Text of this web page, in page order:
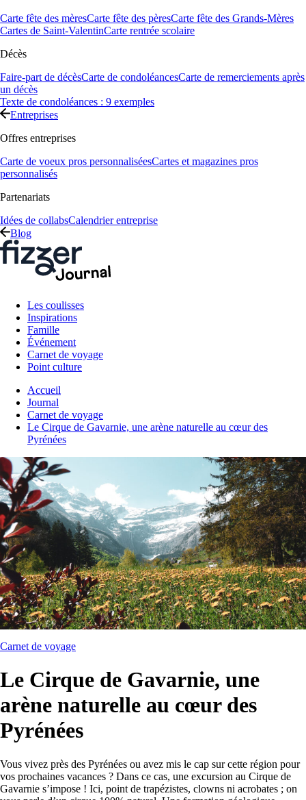
Carte fête des mèresCarte fête des pèresCarte fête des Grands-Mères
Cartes de Saint-ValentinCarte rentrée scolaire
Décès
Faire-part de décèsCarte de condoléancesCarte de remerciements après
un décès
Texte de condoléances : 9 exemples
Entreprises
Offres entreprises
Carte de voeux pros personnaliséesCartes et magazines pros
personnalisés
Partenariats
Idées de collabsCalendrier entreprise
Blog
Les coulisses
Inspirations
Famille
Événement
Carnet de voyage
Point culture
Accueil
Journal
Carnet de voyage
Le Cirque de Gavarnie, une arène naturelle au cœur des
Pyrénées
Carnet de voyage
Le Cirque de Gavarnie, une
arène naturelle au cœur des
Pyrénées
Vous vivez près des Pyrénées ou avez mis le cap sur cette région pour
vos prochaines vacances ? Dans ce cas, une excursion au Cirque de
Gavarnie s’impose ! Ici, point de trapézistes, clowns ni acrobates ; on